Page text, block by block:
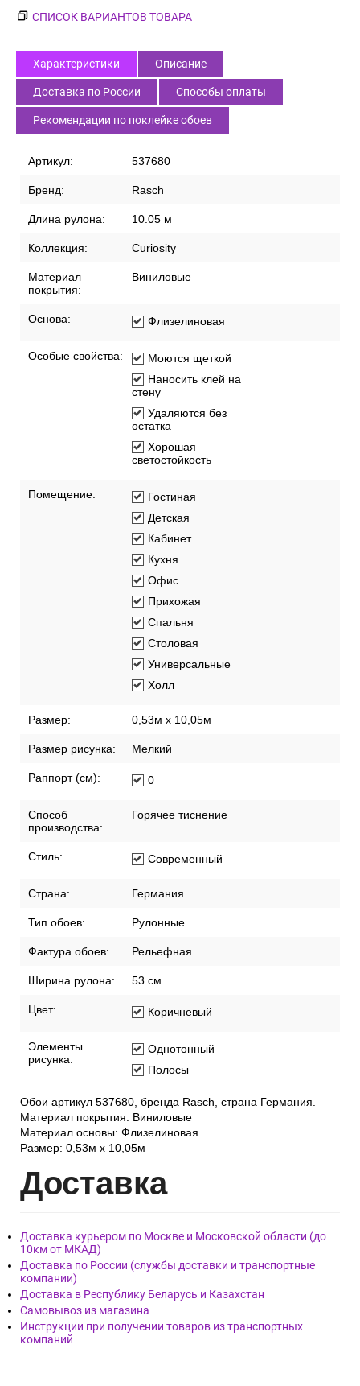
СПИСОК ВАРИАНТОВ ТОВАРА
Характеристики Описание
Доставка по России Способы оплаты
Рекомендации по поклейке обоев
Артикул: 537680
Бренд: Rasch
Длина рулона: 10.05 м
Коллекция: Curiosity
Материал
покрытия:
Виниловые
Основа: Флизелиновая
Особые свойства:
Моются щеткой
Наносить клей на
стену
Удаляются без
остатка
Хорошая
светостойкость
Помещение:
Гостиная
Детская
Кабинет
Кухня
Офис
Прихожая
Спальня
Столовая
Универсальные
Холл
Размер: 0,53м x 10,05м
Размер рисунка: Мелкий
Раппорт (см): 0
Способ
производства:
Горячее тиснение
Стиль: Современный
Страна: Германия
Тип обоев: Рулонные
Фактура обоев: Рельефная
Ширина рулона: 53 см
Цвет: Коричневый
Элементы
рисунка:
Однотонный
Полосы
Обои артикул 537680, бренда Rasch, страна Германия.
Материал покрытия: Виниловые
Материал основы: Флизелиновая
Размер: 0,53м x 10,05м
Доставка
Доставка курьером по Москве и Московской области (до
10км от МКАД)
Доставка по России (службы доставки и транспортные
компании)
Доставка в Республику Беларусь и Казахстан
Самовывоз из магазина
Инструкции при получении товаров из транспортных
компаний